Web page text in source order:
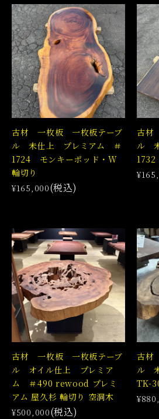
古材 一枚板 一枚板テーブ
ル 未仕上 プレミアム ＃
1724 モンキーポッド・W
輪切り
¥165,000(税込)
古材
ル
古材 一枚板 一枚板テーブ
ル オイル仕上 プレミア
ム ＃490 rewood プレミ
アム 屋久杉 輪切り 空洞木
¥500,000(税込)
古材
ル
TK-